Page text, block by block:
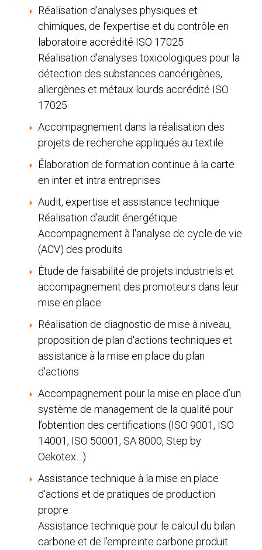
Réalisation d’analyses physiques et
chimiques, de l’expertise et du contrôle en
laboratoire accrédité ISO 17025
Réalisation d'analyses toxicologiques pour la
détection des substances cancérigènes,
allergènes et métaux lourds accrédité ISO
17025
Accompagnement dans la réalisation des
projets de recherche appliqués au textile
Élaboration de formation continue à la carte
en inter et intra entreprises
Audit, expertise et assistance technique
Réalisation d'audit énergétique
Accompagnement à l'analyse de cycle de vie
(ACV) des produits
Étude de faisabilité de projets industriels et
accompagnement des promoteurs dans leur
mise en place
Réalisation de diagnostic de mise à niveau,
proposition de plan d'actions techniques et
assistance à la mise en place du plan
d'actions
Accompagnement pour la mise en place d’un
système de management de la qualité pour
l’obtention des certifications (ISO 9001, ISO
14001, ISO 50001, SA 8000, Step by
Oekotex…)
Assistance technique à la mise en place
d'actions et de pratiques de production
propre
Assistance technique pour le calcul du bilan
carbone et de l'empreinte carbone produit